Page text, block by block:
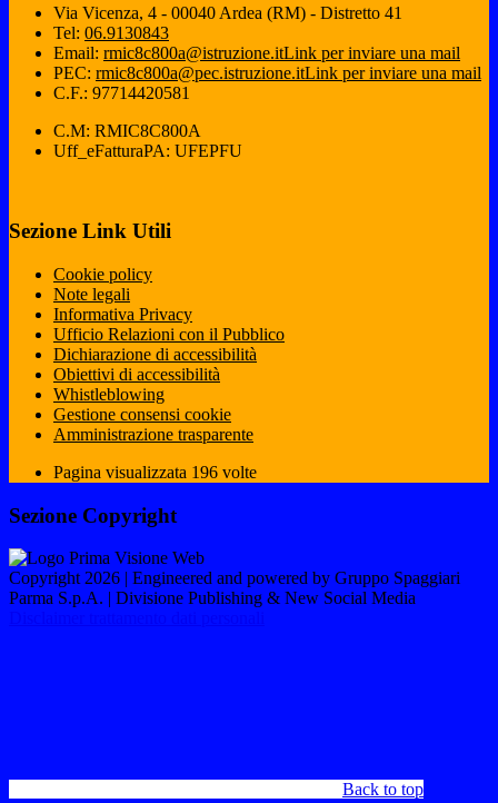
Via Vicenza, 4 - 00040 Ardea (RM) - Distretto 41
Tel: 06.9130843
Email: rmic8c800a@istruzione.itLink per inviare una mail
PEC: rmic8c800a@pec.istruzione.itLink per inviare una mail
C.F.: 97714420581
C.M: RMIC8C800A
Uff_eFatturaPA: UFEPFU
Sezione Link Utili
Cookie policy
Note legali
Informativa Privacy
Ufficio Relazioni con il Pubblico
Dichiarazione di accessibilità
Obiettivi di accessibilità
Whistleblowing
Gestione consensi cookie
Amministrazione trasparente
Pagina visualizzata 196 volte
Sezione Copyright
Copyright 2026 | Engineered and powered by Gruppo Spaggiari
Parma S.p.A. | Divisione Publishing & New Social Media
Back to top